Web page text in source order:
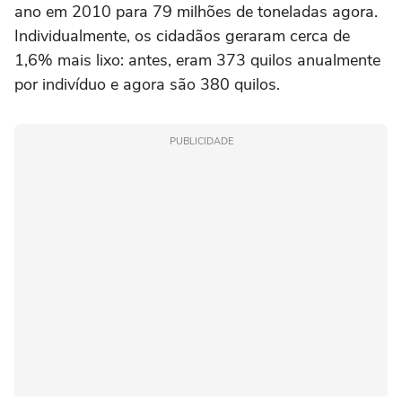
ano em 2010 para 79 milhões de toneladas agora.
Individualmente, os cidadãos geraram cerca de
1,6% mais lixo: antes, eram 373 quilos anualmente
por indivíduo e agora são 380 quilos.
PUBLICIDADE